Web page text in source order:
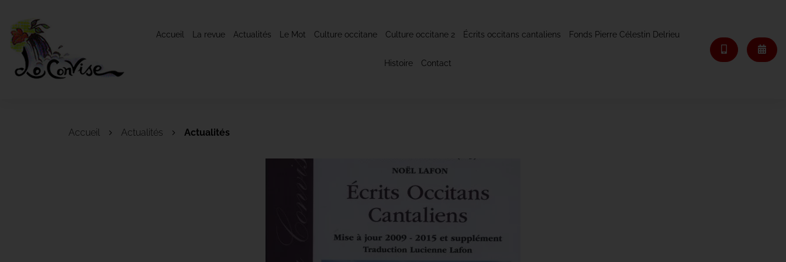
Accueil La revue Actualités Le Mot Culture occitane Culture occitane 2 Écrits occitans cantaliens Fonds Pierre Célestin Delrieu
Histoire Contact
Accueil Actualités Actualités